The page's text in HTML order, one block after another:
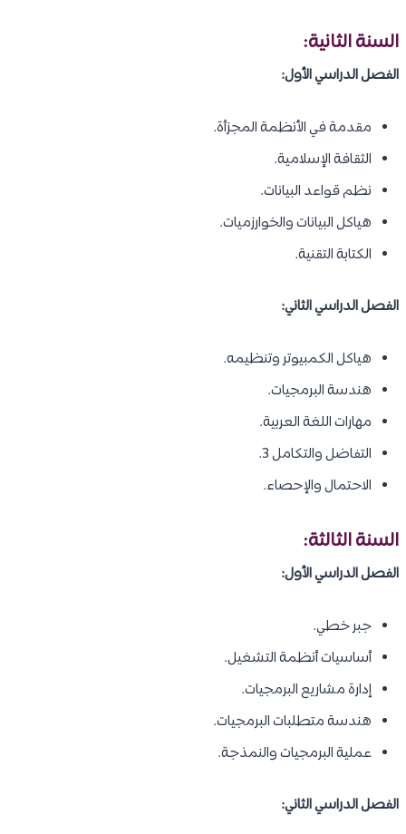
السنة الثانية:
الفصل الدراسي الأول:
مقدمة في الأنظمة المجزأة.
الثقافة الإسلامية.
نظم قواعد البيانات.
هياكل البيانات والخوارزميات.
الكتابة التقنية.
الفصل الدراسي الثاني:
هياكل الكمبيوتر وتنظيمه.
هندسة البرمجيات.
مهارات اللغة العربية.
التفاضل والتكامل 3.
الاحتمال والإحصاء.
السنة الثالثة:
الفصل الدراسي الأول:
جبر خطي.
أساسيات أنظمة التشغيل.
إدارة مشاريع البرمجيات.
هندسة متطلبات البرمجيات.
عملية البرمجيات والنمذجة.
الفصل الدراسي الثاني: